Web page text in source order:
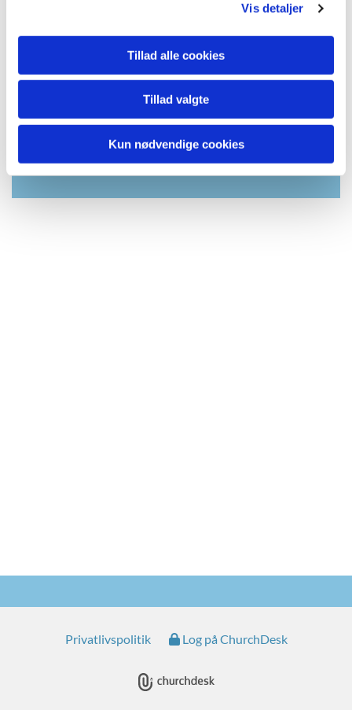
Vis detaljer
Tillad alle cookies
Tillad valgte
Kun nødvendige cookies
Du vil måske også kunne lide...
Privatlivspolitik Log på ChurchDesk